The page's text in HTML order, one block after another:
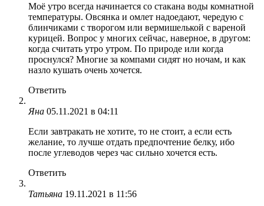
Моё утро всегда начинается со стакана воды комнатной
температуры. Овсянка и омлет надоедают, чередую с
блинчиками с творогом или вермишелькой с вареной
курицей. Вопрос у многих сейчас, наверное, в другом:
когда считать утро утром. По природе или когда
проснулся? Многие за компами сидят но ночам, и как
назло кушать очень хочется.
Ответить
Яна 05.11.2021 в 04:11
Если завтракать не хотите, то не стоит, а если есть
желание, то лучше отдать предпочтение белку, ибо
после углеводов через час сильно хочется есть.
Ответить
Татьяна 19.11.2021 в 11:56